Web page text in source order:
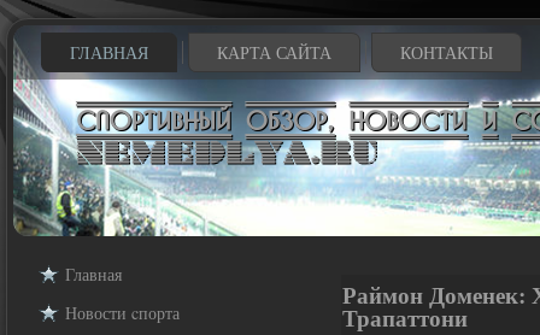
ГЛАВНАЯ КАРТА САЙТА КОНТАКТЫ
Главная
Новости cпорта
Раймон Доменек:
Трапаттони